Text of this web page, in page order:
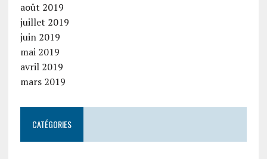
août 2019
juillet 2019
juin 2019
mai 2019
avril 2019
mars 2019
CATÉGORIES